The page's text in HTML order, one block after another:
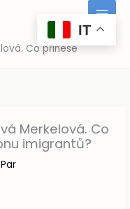
Co přinese
Merkelová. Co
imigrantů?
IT